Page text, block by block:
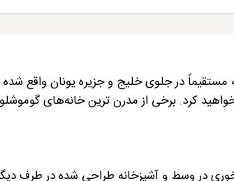
در جلوی خلیج و جزیره یونان واقع شده
کرد. برخی از مدرن ترین خانه‌های
در وسط و آشپزخانه طراحی شده در طرف